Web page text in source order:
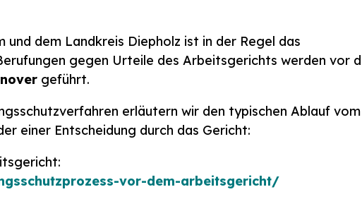
dem Landkreis Diepholz ist in der Regel das
gegen Urteile des Arbeitsgerichts werden vor
geführt.
erläutern wir den typischen Ablauf
einer Entscheidung durch das Gericht:
vor-dem-arbeitsgericht/